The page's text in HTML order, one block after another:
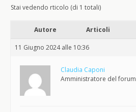
Stai vedendo rticolo (di 1 totali)
Autore Articoli
11 Giugno 2024 alle 10:36
Claudia Caponi
Amministratore del forum